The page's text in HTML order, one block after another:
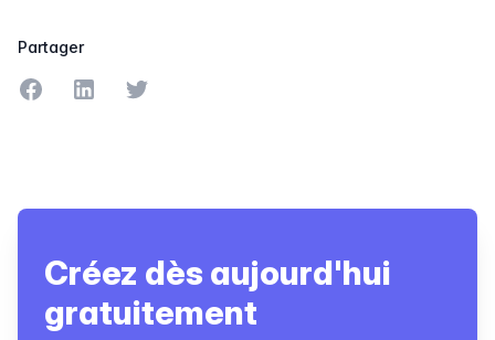
Partager
Partager sur Facebook
Partager sur LinkedIn
Partager sur Twitter
Créez dès aujourd'hui
gratuitement